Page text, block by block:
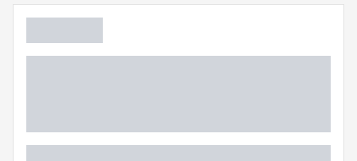
Główny kolor